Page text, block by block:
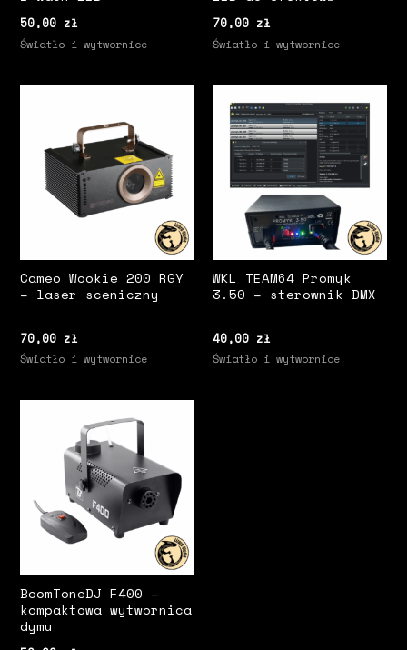
50,00 zł
Światło i wytwornice
70,00 zł
Światło i wytwornice
Cameo Wookie 200 RGY
– laser sceniczny
70,00 zł
Światło i wytwornice
WKL TEAM64 Promyk
3.50 – sterownik DMX
40,00 zł
Światło i wytwornice
BoomToneDJ F400 –
kompaktowa wytwornica
dymu